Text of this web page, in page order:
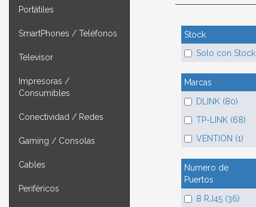
Portátiles
SmartPhones / Teléfonos
Televisor
Impresoras /
Consumibles
Conectividad / Redes
Gaming / Consolas
Cables
Periféricos
Stock
Solo con Stock
Marcas
DLINK (80)
TP-LINK (68)
VENTION (1)
Numero de
Puertos
8 RJ45 (36)